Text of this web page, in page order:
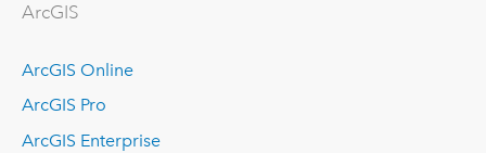
ArcGIS
ArcGIS Online
ArcGIS Pro
ArcGIS Enterprise